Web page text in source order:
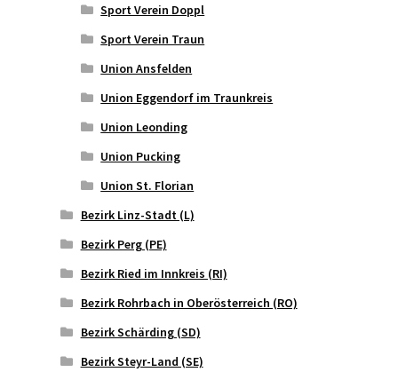
Sport Verein Doppl
Sport Verein Traun
Union Ansfelden
Union Eggendorf im Traunkreis
Union Leonding
Union Pucking
Union St. Florian
Bezirk Linz-Stadt (L)
Bezirk Perg (PE)
Bezirk Ried im Innkreis (RI)
Bezirk Rohrbach in Oberösterreich (RO)
Bezirk Schärding (SD)
Bezirk Steyr-Land (SE)